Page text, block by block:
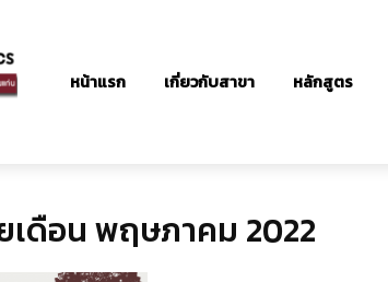
หน้าแรก เกี่ยวกับสาขา หลักสูตร
เดือน พฤษภาคม 2022